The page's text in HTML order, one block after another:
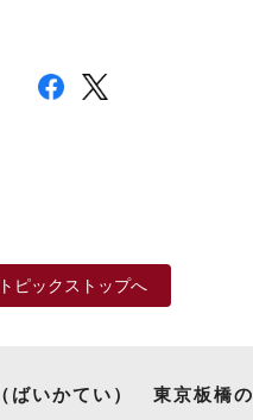
トピックストップへ
ばいかてい） 東京板橋の